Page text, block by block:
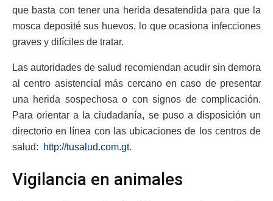
que basta con tener una herida desatendida para que la
mosca deposité sus huevos, lo que ocasiona infecciones
graves y difíciles de tratar.
Las autoridades de salud recomiendan acudir sin demora
al centro asistencial más cercano en caso de presentar
una herida sospechosa o con signos de complicación.
Para orientar a la ciudadanía, se puso a disposición un
directorio en línea con las ubicaciones de los centros de
salud:
http://tusalud.com.gt.
Vigilancia en animales